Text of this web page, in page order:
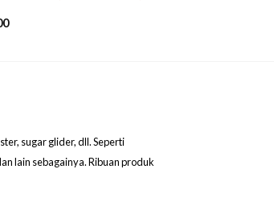
sugar glider, dll. Seperti
lain sebagainya. Ribuan produk